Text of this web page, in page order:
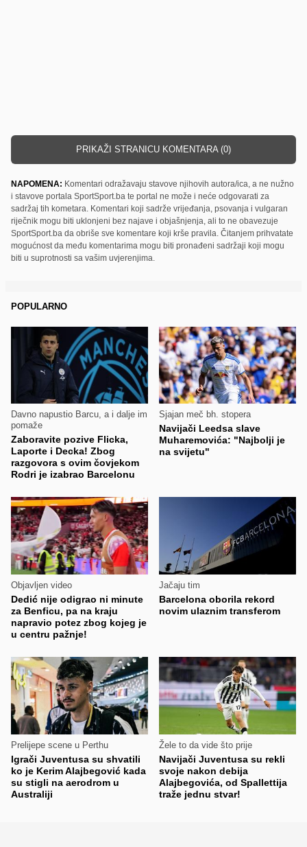
PRIKAŽI STRANICU KOMENTARA (0)
NAPOMENA: Komentari odražavaju stavove njihovih autora/ica, a ne nužno
i stavove portala SportSport.ba te portal ne može i neće odgovarati za
sadržaj tih kometara. Komentari koji sadrže vrijeđanja, psovanja i vulgaran
riječnik mogu biti uklonjeni bez najave i objašnjenja, ali to ne obavezuje
SportSport.ba da obriše sve komentare koji krše pravila. Čitanjem prihvatate
mogućnost da među komentarima mogu biti pronađeni sadržaji koji mogu
biti u suprotnosti sa vašim uvjerenjima.
POPULARNO
Davno napustio Barcu, a i dalje im
pomaže
Zaboravite pozive Flicka,
Laporte i Decka! Zbog
razgovora s ovim čovjekom
Rodri je izabrao Barcelonu
Sjajan meč bh. stopera
Navijači Leedsa slave
Muharemovića: "Najbolji je
na svijetu"
Objavljen video
Dedić nije odigrao ni minute
za Benficu, pa na kraju
napravio potez zbog kojeg je
u centru pažnje!
Jačaju tim
Barcelona oborila rekord
novim ulaznim transferom
Prelijepe scene u Perthu
Igrači Juventusa su shvatili
ko je Kerim Alajbegović kada
su stigli na aerodrom u
Australiji
Žele to da vide što prije
Navijači Juventusa su rekli
svoje nakon debija
Alajbegovića, od Spallettija
traže jednu stvar!